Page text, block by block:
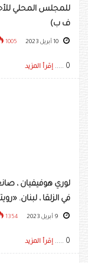
للمجلس المحلي
ف ب)
1005
0 ..... إقرأ المزيد
لوري هوفيفيان ،
في الزلقا ، لبنان.
1354
0 ..... إقرأ المزيد